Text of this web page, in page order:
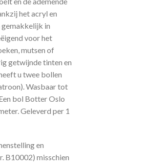
het acryl en
gemakkelijk in
voor het
mutsen of
getwijnde tinten en
u twee bollen
Wasbaar tot
bol Botter Oslo
Geleverd per 1
en
B10002) misschien